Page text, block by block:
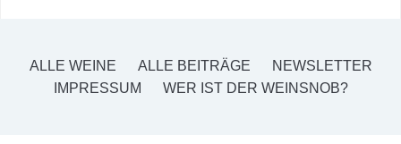
ALLE WEINE ALLE BEITRÄGE
NEWSLETTER
IMPRESSUM
WER IST DER WEINSNOB?